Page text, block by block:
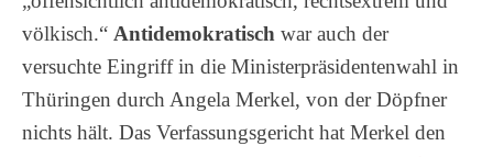
völkisch.“ Antidemokratisch war auch der
versuchte Eingriff in die Ministerpräsidentenwahl in
Thüringen durch Angela Merkel, von der Döpfner
nichts hält. Das Verfassungsgericht hat Merkel den